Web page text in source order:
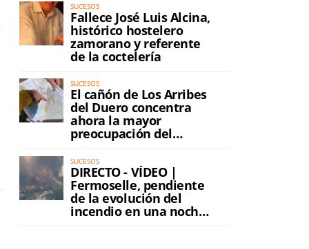
SUCESOS
Fallece José Luis Alcina,
histórico hostelero
zamorano y referente
de la coctelería
SUCESOS
El cañón de Los Arribes
del Duero concentra
ahora la mayor
preocupación del
incendio
SUCESOS
DIRECTO - VÍDEO |
Fermoselle, pendiente
de la evolución del
incendio en una noche